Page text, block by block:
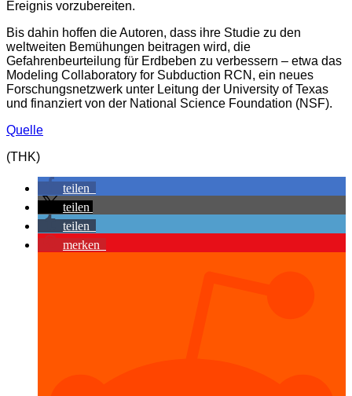
Ereignis vorzubereiten.
Bis dahin hoffen die Autoren, dass ihre Studie zu den
weltweiten Bemühungen beitragen wird, die
Gefahrenbeurteilung für Erdbeben zu verbessern – etwa das
Modeling Collaboratory for Subduction RCN, ein neues
Forschungsnetzwerk unter Leitung der University of Texas
und finanziert von der National Science Foundation (NSF).
Quelle
(THK)
teilen
teilen
teilen
merken